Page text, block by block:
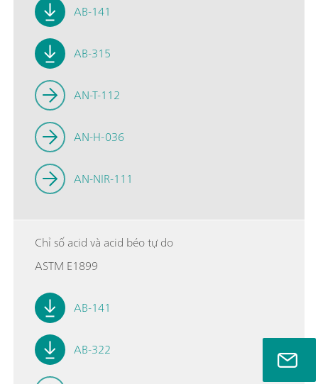
AB-141
AB-315
AN-T-112
AN-H-036
AN-NIR-111
Chỉ số acid và acid béo tự do
ASTM E1899
AB-141
AB-322